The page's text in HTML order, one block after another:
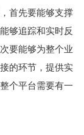
首先要能够支撑
够追踪和实时反
要能够为整个业
的环节，提供实
个平台需要有一